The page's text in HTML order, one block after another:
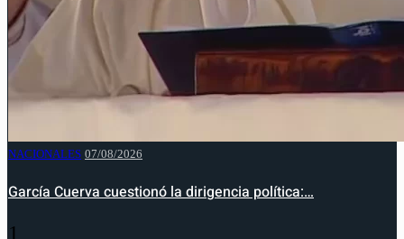
NACIONALES 07/08/2026
García Cuerva cuestionó la dirigencia política:…
1